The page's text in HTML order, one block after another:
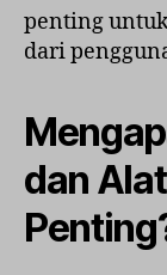
penting
dari
dan